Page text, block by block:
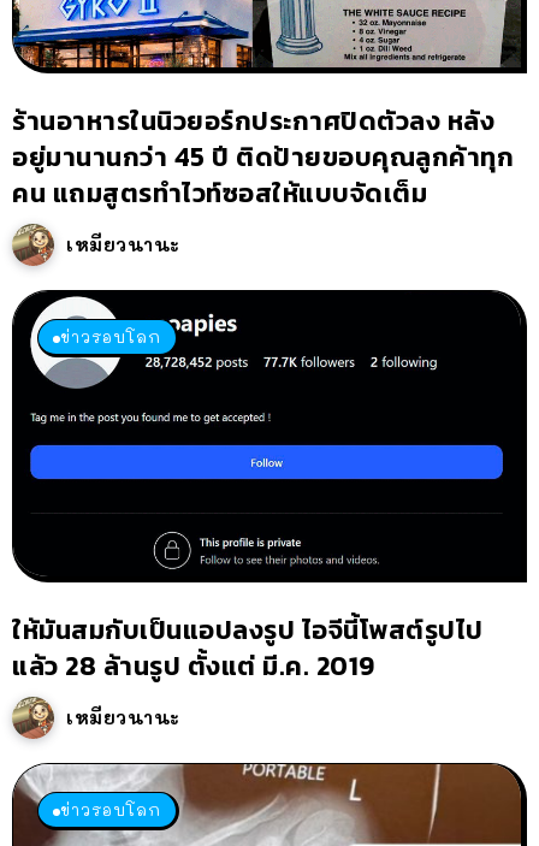
ร้านอาหารในนิวยอร์กประกาศปิดตัวลง หลัง
อยู่มานานกว่า 45 ปี ติดป้ายขอบคุณลูกค้าทุก
คน แถมสูตรทำไวท์ซอสให้แบบจัดเต็ม
เหมียวนานะ
ข่าวรอบโลก
ให้มันสมกับเป็นแอปลงรูป ไอจีนี้โพสต์รูปไป
แล้ว 28 ล้านรูป ตั้งแต่ มี.ค. 2019
เหมียวนานะ
ข่าวรอบโลก